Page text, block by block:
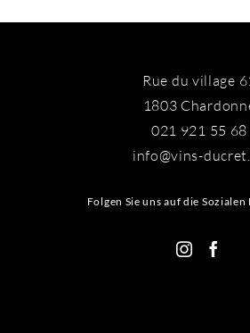
Rue du village
1803
021 921 55 68
info@vins-
Folgen Sie uns auf die